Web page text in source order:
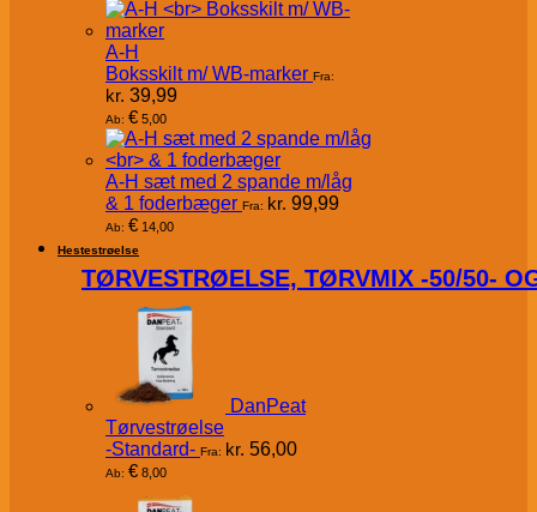
A-H
Boksskilt m/ WB-marker Fra:
kr. 39,99
Ab: € 5,00
A-H sæt med 2 spande m/låg
& 1 foderbæger Fra: kr. 99,99
Ab: € 14,00
Hestestrøelse
TØRVESTRØELSE, TØRVMIX -50/50-
DanPeat
Tørvestrøelse
-Standard- Fra: kr. 56,00
Ab: € 8,00